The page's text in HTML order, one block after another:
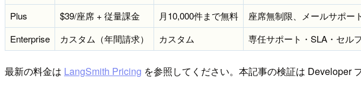
Plus
$39/座席 + 従量課金 月10,000件まで無料
座席無制限、メールサポー
Enterprise
カスタム（年間請求） カスタム 専任サポート・SLA・セル
最新の料金は LangSmith Pricing を参照してください。本記事の検証は Developer